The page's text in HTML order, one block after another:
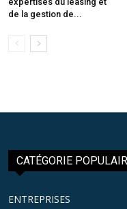
de la gestion de...
CATÉGORIE
ENTREPRISES